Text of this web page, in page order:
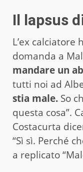
Il lapsus
L’ex
domanda a
mandare un
tutti noi ad
stia male. So
questa cosa”.
Costacurta
“Sì sì. Perché
a replicato